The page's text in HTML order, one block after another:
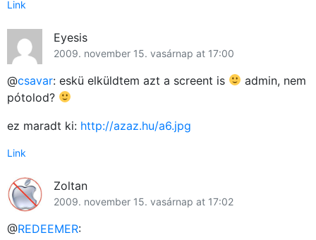
Link
Eyesis
2009. november 15. vasárnap at 17:00
@csavar: eskü elküldtem azt a screent is
admin, nem
pótolod?
ez maradt ki: http://azaz.hu/a6.jpg
Link
Zoltan
2009. november 15. vasárnap at 17:02
@REDEEMER: